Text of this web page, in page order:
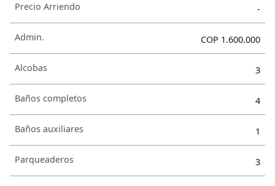
Precio Arriendo -
Admin. COP 1.600.000
Alcobas 3
Baños completos 4
Baños auxiliares 1
Parqueaderos 3